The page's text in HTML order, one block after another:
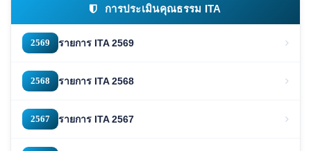
การประเมินคุณธรรม ITA
2569 รายการ ITA 2569
2568 รายการ ITA 2568
2567 รายการ ITA 2567